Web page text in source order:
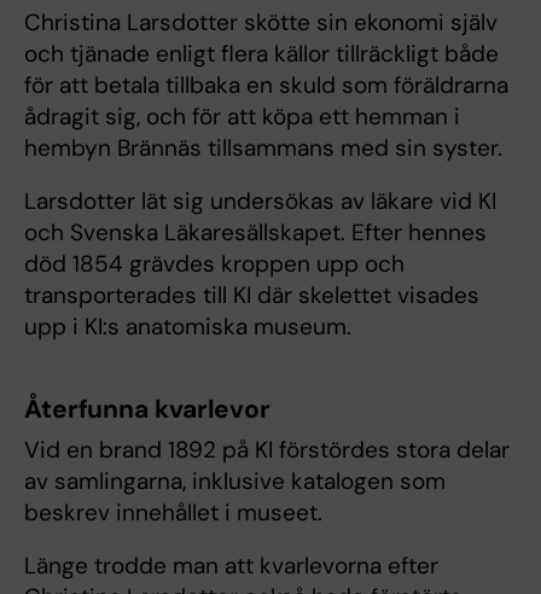
Christina Larsdotter skötte sin ekonomi själv
och tjänade enligt flera källor tillräckligt både
för att betala tillbaka en skuld som föräldrarna
ådragit sig, och för att köpa ett hemman i
hembyn Brännäs tillsammans med sin syster.
Larsdotter lät sig undersökas av läkare vid KI
och Svenska Läkaresällskapet. Efter hennes
död 1854 grävdes kroppen upp och
transporterades till KI där skelettet visades
upp i KI:s anatomiska museum.
Återfunna kvarlevor
Vid en brand 1892 på KI förstördes stora delar
av samlingarna, inklusive katalogen som
beskrev innehållet i museet.
Länge trodde man att kvarlevorna efter